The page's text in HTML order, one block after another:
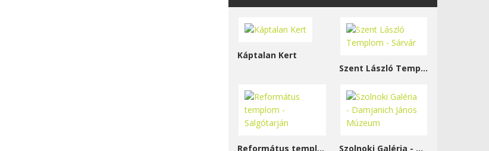
Káptalan Kert
Szent László Templom - Sárvár
Református templom - Salgótarján Szolnoki Galéria - Damjanich János Múzeum